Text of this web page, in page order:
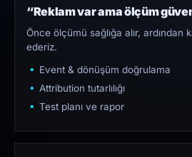
“Reklam var ama ölçüm
Önce ölçümü sağlığa alır, ardından
ederiz.
Event & dönüşüm doğrulama
Attribution tutarlılığı
Test planı ve rapor